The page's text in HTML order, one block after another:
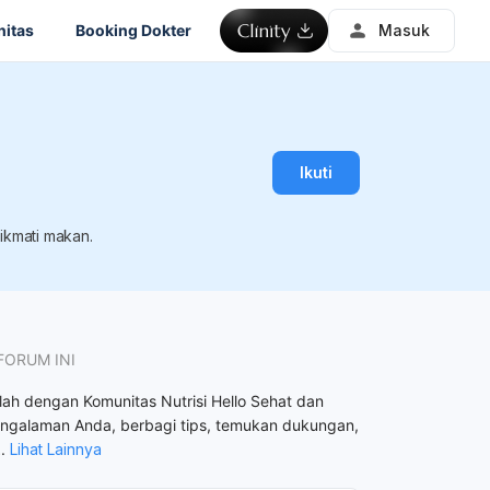
Booking Dokter Masuk
makan.
Ikuti
INI
dengan Komunitas Nutrisi Hello Sehat dan
Anda, berbagi tips, temukan dukungan,
Lihat Lainnya